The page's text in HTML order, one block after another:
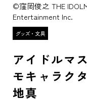
©窪岡俊之 THE
Entertainment Inc.
アイドルマ
モキャラク
地真